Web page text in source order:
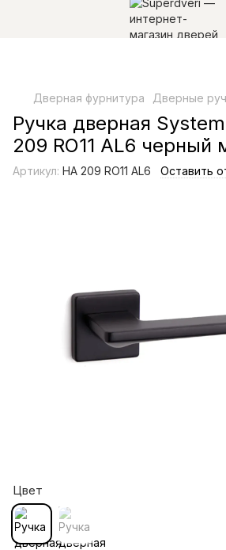
Дверная фурнитура Дверные
Ручка дверная
209 RO11 AL6 черный
Артикул: НА 209 RO11 AL6 Оставить
Цвет